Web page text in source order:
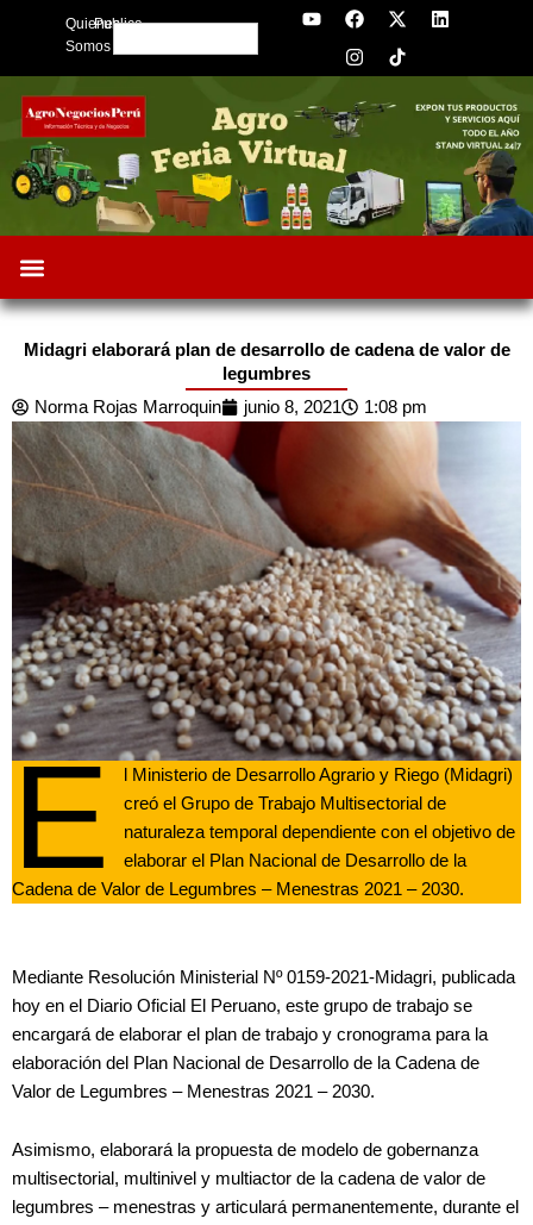
Quienes
Somos
Publica
Search
Y
o
b
e
F
a
c
e
o
o
k
X
-
t
w
t
L
i
d
n
I
n
s
t
g
r
a
Midagri elaborará plan de desarrollo de cadena de valor de
legumbres
Norma Rojas Marroquin
junio 8, 2021 1:08 pm
E
l Ministerio de Desarrollo Agrario y Riego (Midagri)
creó el Grupo de Trabajo Multisectorial de
naturaleza temporal dependiente con el objetivo de
elaborar el Plan Nacional de Desarrollo de la
Cadena de Valor de Legumbres – Menestras 2021 – 2030.
Mediante Resolución Ministerial Nº 0159-2021-Midagri, publicada
hoy en el Diario Oficial El Peruano, este grupo de trabajo se
encargará de elaborar el plan de trabajo y cronograma para la
elaboración del Plan Nacional de Desarrollo de la Cadena de
Valor de Legumbres – Menestras 2021 – 2030.
Asimismo, elaborará la propuesta de modelo de gobernanza
multisectorial, multinivel y multiactor de la cadena de valor de
legumbres – menestras y articulará permanentemente, durante el